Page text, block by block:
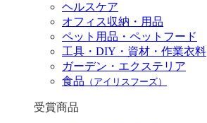
ヘルスケア
オフィス収納・用品
ペット用品・ペットフード
工具・DIY・資材・作業衣料
ガーデン・エクステリア
食品 （アイリスフーズ）
受賞商品